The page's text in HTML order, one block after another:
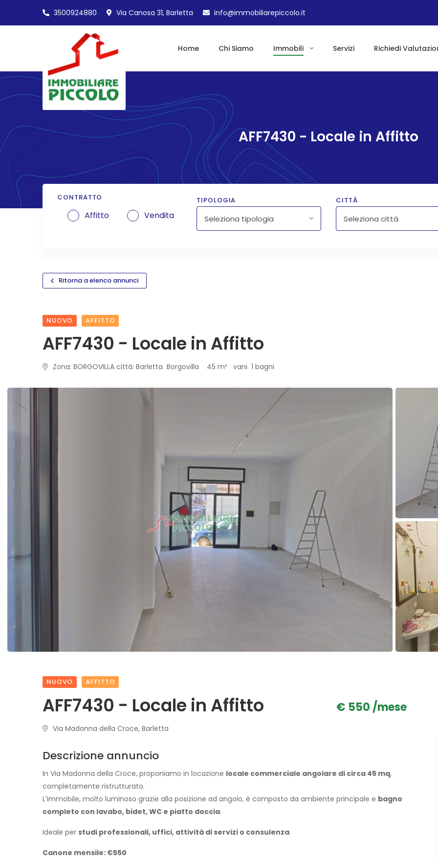
3500924880 Via Canosa 31, Barletta info@immobiliarepiccolo.it
Home Chi Siamo Immobili Servizi Richiedi
AFF7430 - Locale in Affitto
CONTRATTO
Affitto Vendita
TIPOLOGIA
Seleziona tipologia
CITTÀ
Seleziona città
Ritorna a elenco annunci
NUOVO AFFITTO
AFF7430 - Locale in Affitto
Zona: BORGOVILLA città: Barletta Borgovilla 45 m² vani 1 bagni
NUOVO AFFITTO
AFF7430 - Locale in Affitto
Via Madonna della Croce, Barletta
€ 550 /mese
Descrizione annuncio
In Via Madonna della Croce, proponiamo in locazione locale commerciale angolare di circa 45 mq,
completamente ristrutturato.
L’immobile, molto luminoso grazie alla posizione ad angolo, è composto da ambiente principale e bagno
completo con lavabo, bidet, WC e piatto doccia.
Ideale per studi professionali, uffici, attività di servizi o consulenza.
Canone mensile: €550